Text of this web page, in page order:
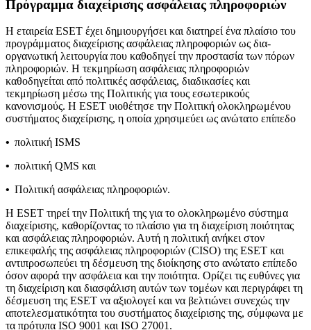
Πρόγραμμα διαχείρισης ασφάλειας πληροφοριών
Η εταιρεία ESET έχει δημιουργήσει και διατηρεί ένα πλαίσιο του
προγράμματος διαχείρισης ασφάλειας πληροφοριών ως δια-
οργανωτική λειτουργία που καθοδηγεί την προστασία των πόρων
πληροφοριών. Η τεκμηρίωση ασφάλειας πληροφοριών
καθοδηγείται από πολιτικές ασφάλειας, διαδικασίες και
τεκμηρίωση μέσω της Πολιτικής για τους εσωτερικούς
κανονισμούς. Η ESET υιοθέτησε την Πολιτική ολοκληρωμένου
συστήματος διαχείρισης, η οποία χρησιμεύει ως ανώτατο επίπεδο
• πολιτική ISMS
• πολιτική QMS και
• Πολιτική ασφάλειας πληροφοριών.
Η ESET τηρεί την Πολιτική της για το ολοκληρωμένο σύστημα
διαχείρισης, καθορίζοντας το πλαίσιο για τη διαχείριση ποιότητας
και ασφάλειας πληροφοριών. Αυτή η πολιτική ανήκει στον
επικεφαλής της ασφάλειας πληροφοριών (CISO) της ESET και
αντιπροσωπεύει τη δέσμευση της διοίκησης στο ανώτατο επίπεδο
όσον αφορά την ασφάλεια και την ποιότητα. Ορίζει τις ευθύνες για
τη διαχείριση και διασφάλιση αυτών των τομέων και περιγράφει τη
δέσμευση της ESET να αξιολογεί και να βελτιώνει συνεχώς την
αποτελεσματικότητα του συστήματος διαχείρισης της, σύμφωνα με
τα πρότυπα ISO 9001 και ISO 27001.